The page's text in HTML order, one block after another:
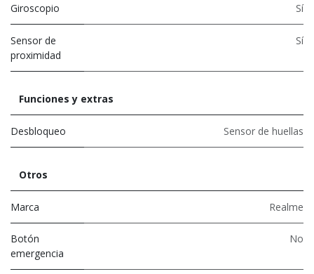
Giroscopio Sí
Sensor de
proximidad
Sí
Funciones y extras
Desbloqueo Sensor de huellas
Otros
Marca Realme
Botón
emergencia
No